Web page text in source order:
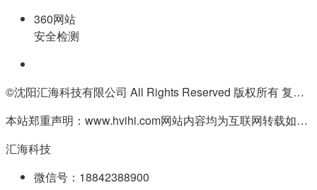
360网站
安全检测
©沈阳汇海科技有限公司 All Rights Reserved 版权所有 复制必究
本站郑重声明：www.hvihi.com网站内容均为互联网转载如有侵权请联系QQ:55506560删除
汇海科技
微信号：18842388900